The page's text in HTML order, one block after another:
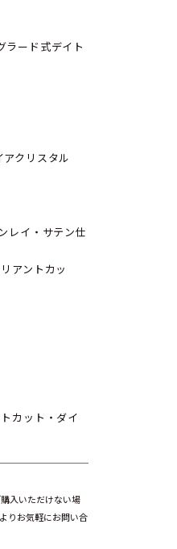
ラード式デイト
クリスタル
レイ・サテン仕
アントカッ
カット・ダイ
入いただけない場
りお気軽にお問い合